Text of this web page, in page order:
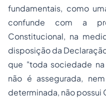
fundamentais, como
confunde com a
Constitucional, na
disposição da
que "toda sociedade
não é assegurada,
determinada, não possui